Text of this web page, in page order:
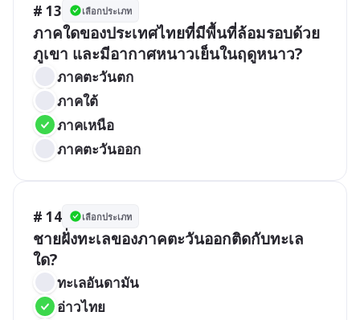
# 13 เลือกประเภท
ภาคใดของประเทศไทยที่มีพื้นที่ล้อมรอบด้วย
ภูเขา และมีอากาศหนาวเย็นในฤดูหนาว?
ภาคตะวันตก
ภาคใต้
ภาคเหนือ
ภาคตะวันออก
# 14 เลือกประเภท
ชายฝั่งทะเลของภาคตะวันออกติดกับทะเล
ใด?
ทะเลอันดามัน
อ่าวไทย